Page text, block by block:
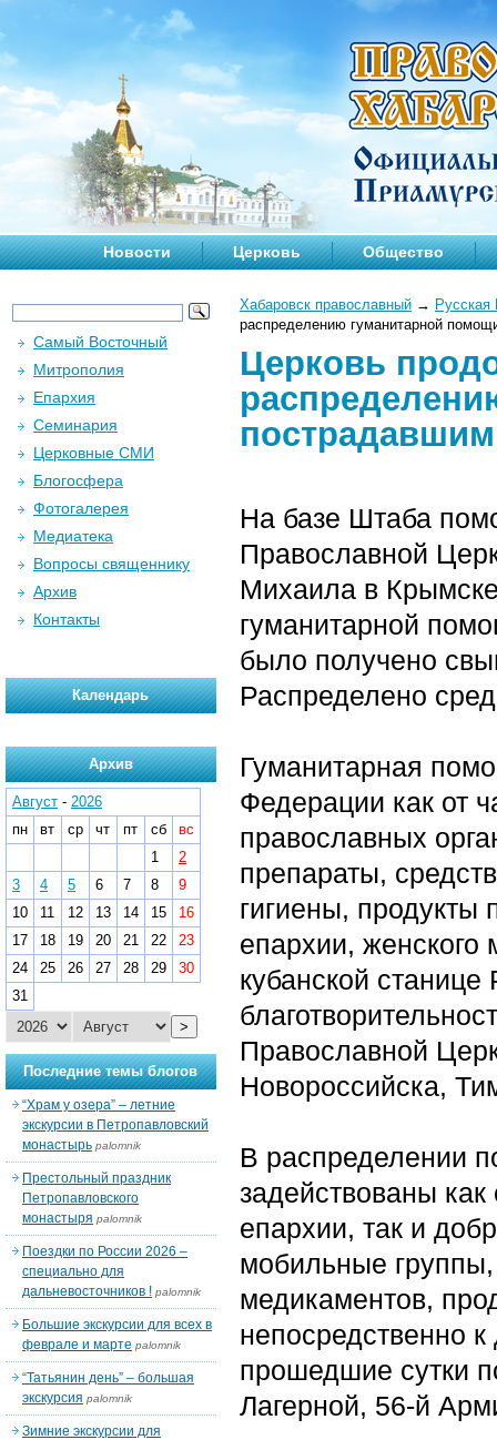
Новости Церковь Общество
Хабаровск православный →
распределению гуманитарной
Церковь
На базе Штаба
Православной
Михаила в
гуманитарной
было получено
Распределено
Гуманитарная
Федерации как от
православных
препараты,
гигиены, продукты
епархии,
кубанской
Православной
Новороссийска,
В распределении
задействованы
епархии, так и
мобильные
медикаментов,
непосредственно
прошедшие сутки
Лагерной, 56-й
Самый Восточный
Митрополия
Епархия
Семинария
Церковные СМИ
Блогосфера
Фотогалерея
Медиатека
Вопросы священнику
Архив
Контакты
Календарь
Архив
Август - 2026
пн
вт ср чт пт сб
вс
1
2
3
4 5 6 7 8
9
10
11 12 13 14 15
16
17
18 19 20 21 22
23
24
25 26 27 28 29
30
31
>
Последние темы блогов
“Храм у озера” – летние
экскурсии в Петропавловский
монастырь palomnik
Престольный праздник
Петропавловского
монастыря palomnik
Поездки по России 2026 –
специально для
дальневосточников ! palomnik
Большие экскурсии для всех в
феврале и марте palomnik
“Татьянин день” – большая
экскурсия palomnik
Зимние экскурсии для